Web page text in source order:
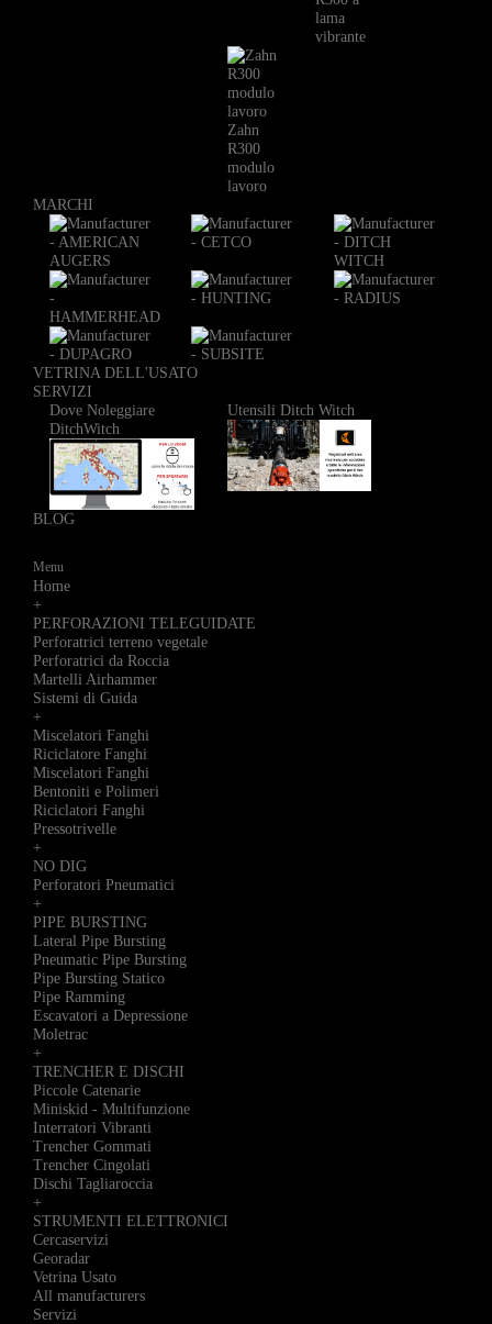
lama
vibrante
Zahn
R300
modulo
lavoro
MARCHI
VETRINA DELL'USATO
SERVIZI
Dove Noleggiare
DitchWitch
Utensili Ditch Witch
BLOG
Menu
Home
+
PERFORAZIONI TELEGUIDATE
Perforatrici terreno vegetale
Perforatrici da Roccia
Martelli Airhammer
Sistemi di Guida
+
Miscelatori Fanghi
Riciclatore Fanghi
Miscelatori Fanghi
Bentoniti e Polimeri
Riciclatori Fanghi
Pressotrivelle
+
NO DIG
Perforatori Pneumatici
+
PIPE BURSTING
Lateral Pipe Bursting
Pneumatic Pipe Bursting
Pipe Bursting Statico
Pipe Ramming
Escavatori a Depressione
Moletrac
+
TRENCHER E DISCHI
Piccole Catenarie
Miniskid - Multifunzione
Interratori Vibranti
Trencher Gommati
Trencher Cingolati
Dischi Tagliaroccia
+
STRUMENTI ELETTRONICI
Cercaservizi
Georadar
Vetrina Usato
All manufacturers
Servizi